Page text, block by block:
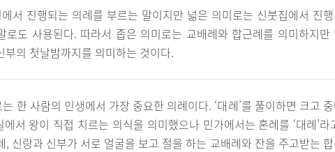
서 진행되는 의례를 부르는 말이지만 넓은 의미로는 신붓집에서 진
로도 사용된다. 따라서 좁은 의미로는 교배례와 합근례를 의미하지만
부의 첫날밤까지를 의미하는 것이다.
한 사람의 인생에서 가장 중요한 의례이다. ‘대례’를 풀이하면 크고
서 왕이 직접 치르는 의식을 의미했으나 민가에서는 혼례를 ‘대례’라
신랑과 신부가 서로 얼굴을 보고 절을 하는 교배례와 잔을 주고받는